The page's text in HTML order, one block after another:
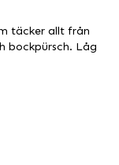
täcker allt från
bockpürsch. Låg